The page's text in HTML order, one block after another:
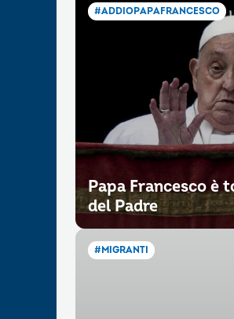
#ADDIOPAPAFRANCESCO
Papa Francesco è
del Padre
#MIGRANTI